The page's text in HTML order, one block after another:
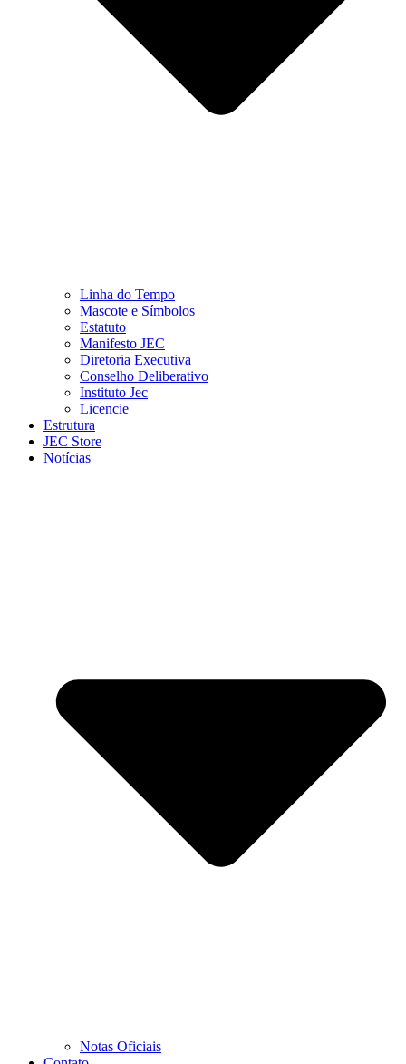
Linha do Tempo
Mascote e Símbolos
Estatuto
Manifesto JEC
Diretoria Executiva
Conselho Deliberativo
Instituto Jec
Licencie
Estrutura
JEC Store
Notícias
Notas Oficiais